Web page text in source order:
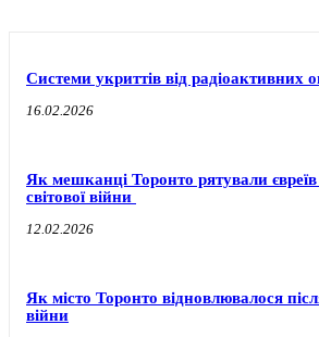
Системи укриттів від радіоактивних
16.02.2026
Як мешканці Торонто рятували євреїв
світової війни
12.02.2026
Як місто Торонто відновлювалося
війни